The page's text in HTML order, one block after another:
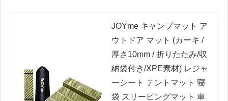
JOYme キャンプマット ア
ウトドア マット (カーキ /
厚さ10mm / 折りたたみ/収
納袋付き/XPE素材) レジャ
ーシート テントマット 寝
袋 スリーピングマット 車